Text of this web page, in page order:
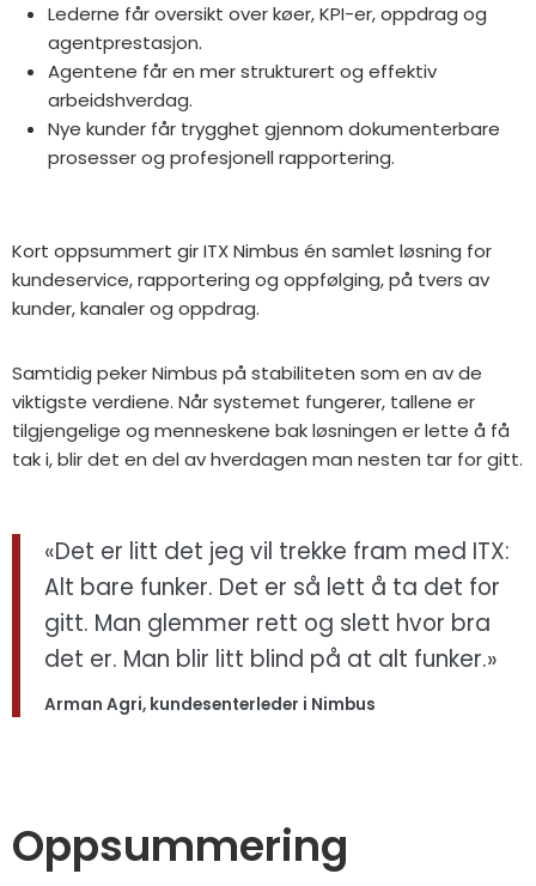
Lederne får oversikt over køer, KPI-er, oppdrag og
agentprestasjon.
Agentene får en mer strukturert og effektiv
arbeidshverdag.
Nye kunder får trygghet gjennom dokumenterbare
prosesser og profesjonell rapportering.
Kort oppsummert gir ITX Nimbus én samlet løsning for
kundeservice, rapportering og oppfølging, på tvers av
kunder, kanaler og oppdrag.
Samtidig peker Nimbus på stabiliteten som en av de
viktigste verdiene. Når systemet fungerer, tallene er
tilgjengelige og menneskene bak løsningen er lette å få
tak i, blir det en del av hverdagen man nesten tar for gitt.
«Det er litt det jeg vil trekke fram med ITX:
Alt bare funker. Det er så lett å ta det for
gitt. Man glemmer rett og slett hvor bra
det er. Man blir litt blind på at alt funker.»
Arman Agri, kundesenterleder i Nimbus
Oppsummering